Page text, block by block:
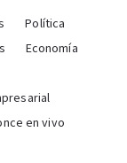
Política
Economía
en vivo